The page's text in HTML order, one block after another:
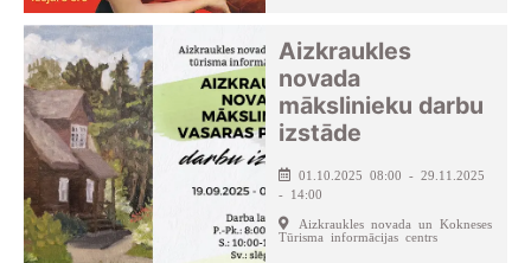
Aizkraukles
novada
mākslinieku darbu
izstāde
01.10.2025 08:00 - 29.11.2025
- 14:00
Aizkraukles novada un Kokneses
Tūrisma informācijas centrs